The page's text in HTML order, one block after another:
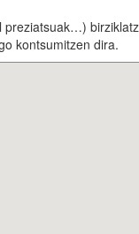
preziatsuak…)
kontsumitzen dira.